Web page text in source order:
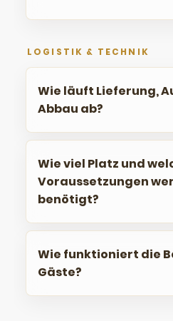
LOGISTIK & TECHNIK
Wie läuft Lieferung,
Abbau ab?
Wie viel Platz und
Voraussetzungen
benötigt?
Wie funktioniert die
Gäste?